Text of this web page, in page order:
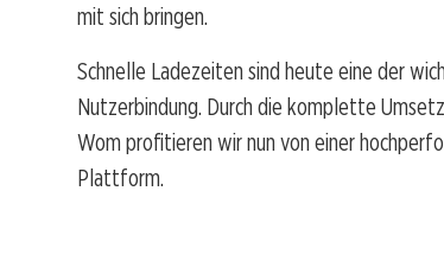
mit sich bringen.
Schnelle Ladezeiten sind heute eine der
Nutzerbindung. Durch die komplette
Wom profitieren wir nun von einer
Plattform.